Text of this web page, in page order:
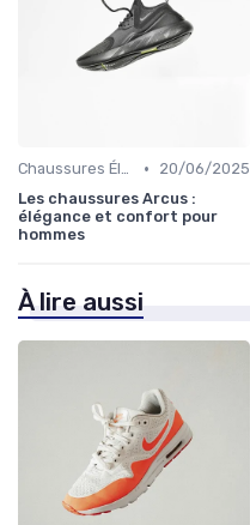
Chaussures Élégantes et de Cérémonie •
20/06/2025
Les chaussures Arcus :
élégance et confort pour
hommes
À lire aussi